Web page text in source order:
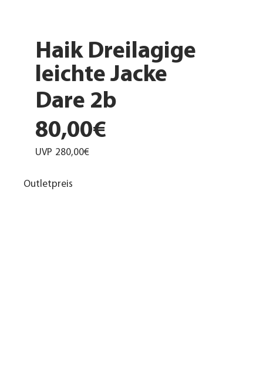
Haik Dreilagige
leichte Jacke
Dare 2b
80,00€
UVP 280,00€
Outletpreis